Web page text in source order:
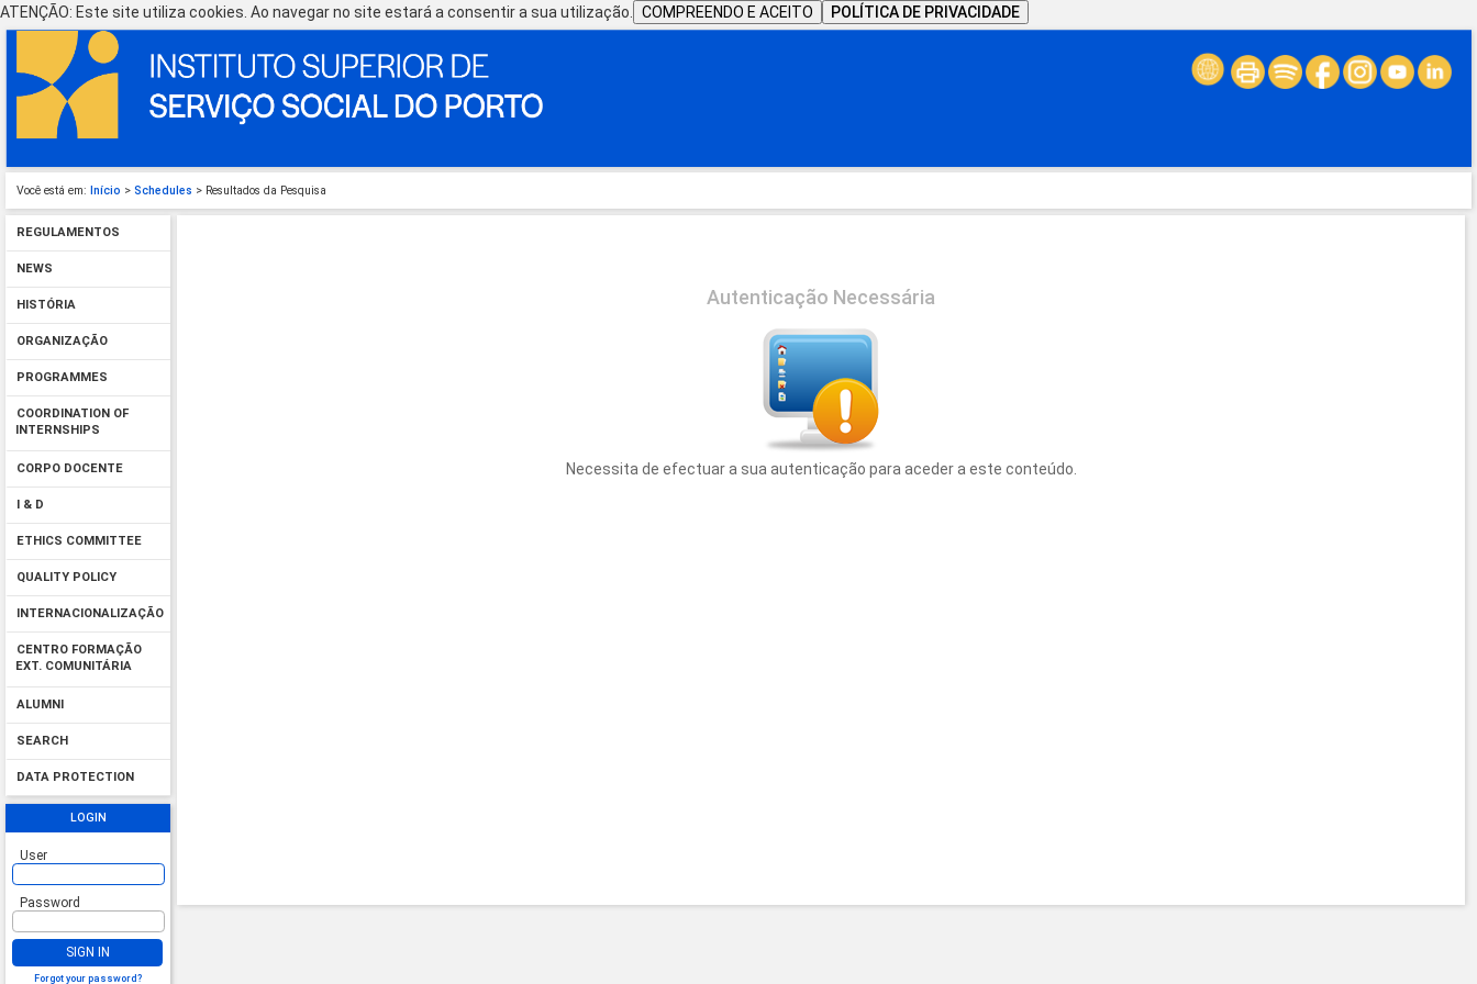
ATENÇÃO: Este site utiliza cookies. Ao navegar no site estará a consentir a sua utilização. COMPREENDO E ACEITO POLÍTICA DE PRIVACIDADE
Você está em: Início > Schedules > Resultados da Pesquisa
REGULAMENTOS
NEWS
HISTÓRIA
ORGANIZAÇÃO
PROGRAMMES
COORDINATION OF
INTERNSHIPS
CORPO DOCENTE
I & D
ETHICS COMMITTEE
QUALITY POLICY
INTERNACIONALIZAÇÃO
CENTRO FORMAÇÃO
EXT. COMUNITÁRIA
ALUMNI
SEARCH
DATA PROTECTION
LOGIN
User
Password
SIGN IN
Forgot your password?
Autenticação Necessária
Necessita de efectuar a sua autenticação para aceder a este conteúdo.